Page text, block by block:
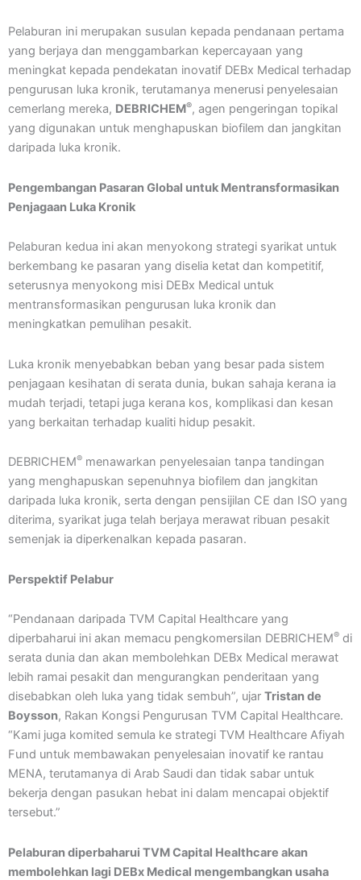
Pelaburan ini merupakan susulan kepada pendanaan pertama
yang berjaya dan menggambarkan kepercayaan yang
meningkat kepada pendekatan inovatif DEBx Medical terhadap
pengurusan luka kronik, terutamanya menerusi penyelesaian
cemerlang mereka, DEBRICHEM®, agen pengeringan topikal
yang digunakan untuk menghapuskan biofilem dan jangkitan
daripada luka kronik.
Pengembangan Pasaran Global untuk Mentransformasikan
Penjagaan Luka Kronik
Pelaburan kedua ini akan menyokong strategi syarikat untuk
berkembang ke pasaran yang diselia ketat dan kompetitif,
seterusnya menyokong misi DEBx Medical untuk
mentransformasikan pengurusan luka kronik dan
meningkatkan pemulihan pesakit.
Luka kronik menyebabkan beban yang besar pada sistem
penjagaan kesihatan di serata dunia, bukan sahaja kerana ia
mudah terjadi, tetapi juga kerana kos, komplikasi dan kesan
yang berkaitan terhadap kualiti hidup pesakit.
DEBRICHEM® menawarkan penyelesaian tanpa tandingan
yang menghapuskan sepenuhnya biofilem dan jangkitan
daripada luka kronik, serta dengan pensijilan CE dan ISO yang
diterima, syarikat juga telah berjaya merawat ribuan pesakit
semenjak ia diperkenalkan kepada pasaran.
Perspektif Pelabur
“Pendanaan daripada TVM Capital Healthcare yang
diperbaharui ini akan memacu pengkomersilan DEBRICHEM® di
serata dunia dan akan membolehkan DEBx Medical merawat
lebih ramai pesakit dan mengurangkan penderitaan yang
disebabkan oleh luka yang tidak sembuh”, ujar Tristan de
Boysson, Rakan Kongsi Pengurusan TVM Capital Healthcare.
“Kami juga komited semula ke strategi TVM Healthcare Afiyah
Fund untuk membawakan penyelesaian inovatif ke rantau
MENA, terutamanya di Arab Saudi dan tidak sabar untuk
bekerja dengan pasukan hebat ini dalam mencapai objektif
tersebut.”
Pelaburan diperbaharui TVM Capital Healthcare akan
membolehkan lagi DEBx Medical mengembangkan usaha